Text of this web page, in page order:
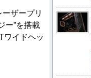
ザープリ
ー”を搭載
ワイドヘッ